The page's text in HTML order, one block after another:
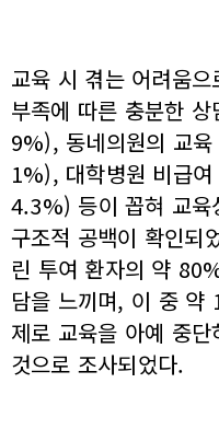
교육 시 겪는 어려움
부족에 따른 충분한
9%), 동네의원의 교
1%), 대학병원 비급
4.3%) 등이 꼽혀 교육
구조적 공백이 확인되
린 투여 환자의 약
담을 느끼며, 이 중 약
제로 교육을 아예 중단
것으로 조사되었다.